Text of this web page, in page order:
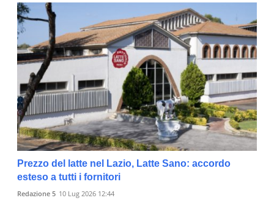
Prezzo del latte nel Lazio, Latte Sano: accordo
esteso a tutti i fornitori
Redazione 5 10 Lug 2026 12:44